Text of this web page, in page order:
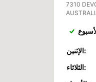
7310
الإثنين:
الثلاثاء: